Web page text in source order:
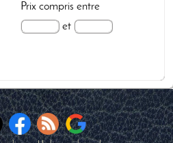
Prixcompris entre
et